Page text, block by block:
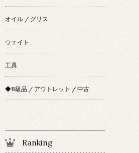
オイル / グリス
ウェイト
工具
◆B級品 / アウトレット / 中古
Ranking